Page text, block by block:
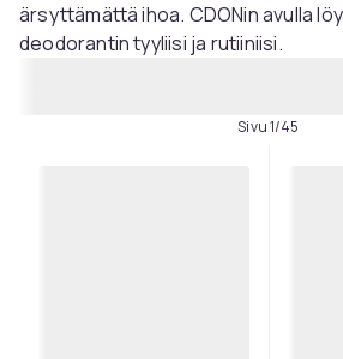
ärsyttämättä ihoa. CDONin avulla
deodorantin tyyliisi ja rutiiniisi.
Sivu 1/45